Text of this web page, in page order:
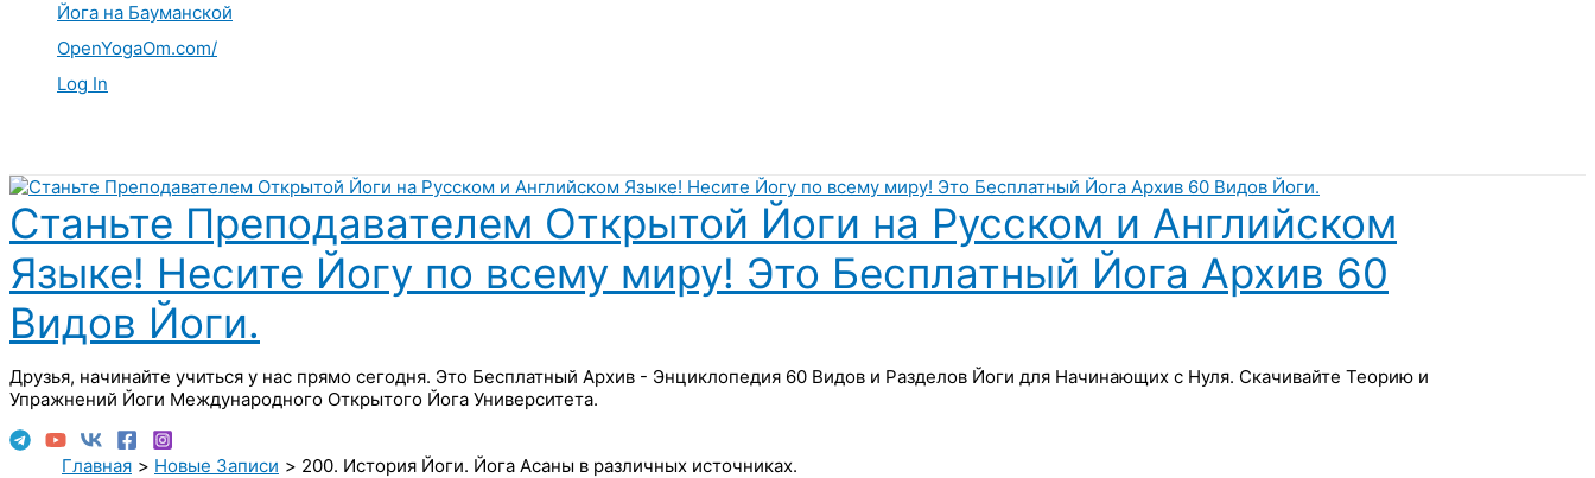
Йога на Бауманской
OpenYogaOm.com/
Log In
Станьте Преподавателем Открытой Йоги на Русском и Английском
Языке! Несите Йогу по всему миру! Это Бесплатный Йога Архив 60
Видов Йоги.
Друзья, начинайте учиться у нас прямо сегодня. Это Бесплатный Архив - Энциклопедия 60 Видов и Разделов Йоги для Начинающих с Нуля. Скачивайте Теорию и
Упражнений Йоги Международного Открытого Йога Университета.
Главная Новые Записи 200. История Йоги. Йога Асаны в различных источниках.